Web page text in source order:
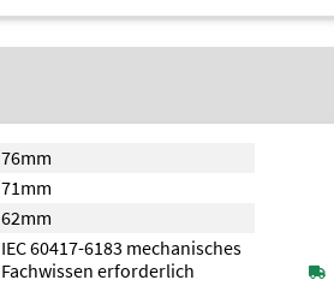
76mm
71mm
62mm
IEC 60417-6183 mechanisches
Fachwissen erforderlich